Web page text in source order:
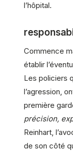
l’hôpital.
Commence
établir
Les policiers
l’agression,
première
précision,
Reinhart,
de son côté